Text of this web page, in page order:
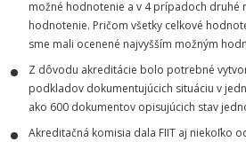
možné hodnotenie a v 4 prípadoch druhé
hodnotenie. Pričom všetky celkové
sme mali ocenené najvyšším možným
Z dôvodu akreditácie bolo potrebné
podkladov dokumentujúcich situáciu v
ako 600 dokumentov opisujúcich stav
Akreditačná komisia dala FIIT aj niekoľko